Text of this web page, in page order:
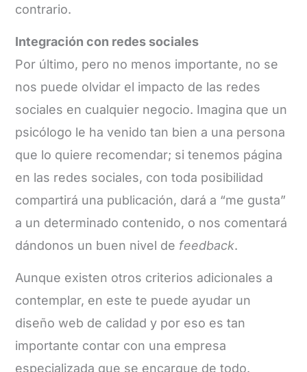
contrario.
Integración con redes sociales
Por último, pero no menos importante, no se
nos puede olvidar el impacto de las redes
sociales en cualquier negocio. Imagina que un
psicólogo le ha venido tan bien a una persona
que lo quiere recomendar; si tenemos página
en las redes sociales, con toda posibilidad
compartirá una publicación, dará a “me gusta”
a un determinado contenido, o nos comentará
dándonos un buen nivel de feedback.
Aunque existen otros criterios adicionales a
contemplar, en este te puede ayudar un
diseño web de calidad y por eso es tan
importante contar con una empresa
especializada que se encargue de todo.